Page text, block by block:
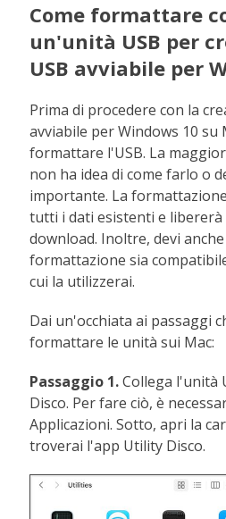
Come formattare
un'unità USB per
USB avviabile per
Prima di procedere con la
avviabile per Windows 10 su
formattare l'USB. La
non ha idea di come farlo o
importante. La
tutti i dati esistenti e libererà
download. Inoltre, devi
formattazione sia
cui la utilizzerai.
Dai un'occhiata ai passaggi
formattare le unità sui Mac:
Passaggio 1.Collega l'unità
Disco. Per fare ciò, è
Applicazioni. Sotto, apri la
troverai l'app Utility Disco.